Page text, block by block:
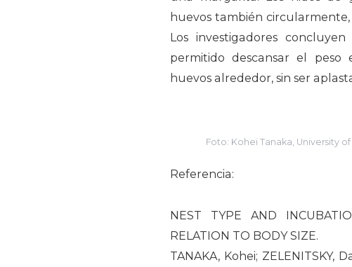
huevos también
Los investigadores
permitido descansar el
huevos alrededor, sin ser
Foto: Kohei Tanaka, University
Referencia:
NEST TYPE AND
RELATION TO BODY SIZE.
TANAKA, Kohei; ZELENITSKY,